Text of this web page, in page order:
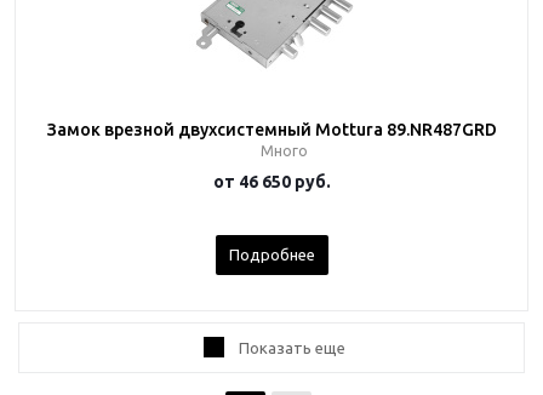
Замок врезной двухсистемный Mottura 89.NR487GRD
Много
от 46 650 руб.
Подробнее
Показать еще